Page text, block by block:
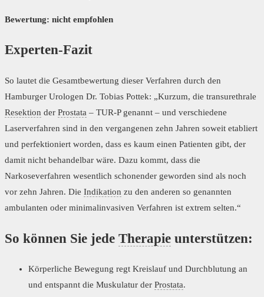
Bewertung: nicht empfohlen
Experten-Fazit
So lautet die Gesamtbewertung dieser Verfahren durch den
Hamburger Urologen Dr. Tobias Pottek: „Kurzum, die transurethrale
Resektion der Prostata – TUR-P genannt – und verschiedene
Laserverfahren sind in den vergangenen zehn Jahren soweit etabliert
und perfektioniert worden, dass es kaum einen Patienten gibt, der
damit nicht behandelbar wäre. Dazu kommt, dass die
Narkoseverfahren wesentlich schonender geworden sind als noch
vor zehn Jahren. Die Indikation zu den anderen so genannten
ambulanten oder minimalinvasiven Verfahren ist extrem selten.“
So können Sie jede Therapie unterstützen:
Körperliche Bewegung regt Kreislauf und Durchblutung an
und entspannt die Muskulatur der Prostata.